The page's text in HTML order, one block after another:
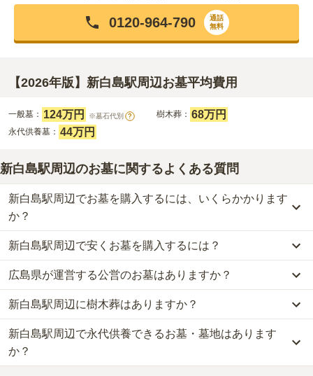
0120-964-790
通話
無料
【2026年版】新白島駅周辺お墓平均費用
一般墓： 124万円 ※墓石代別 ? 樹木葬： 68万円
永代供養墓： 44万円
新白島駅周辺のお墓に関するよくある質問
新白島駅周辺でお墓を購入するには、いくらかかります
か？
新白島駅周辺での購入費用の目安は、一般墓が約289万円、樹木葬
が約68万円、永代供養墓が約44万円です。
一般墓を建てる場合は、「永代使用料（土地代）」と「墓石代」の
2つが主な費用となります。
新白島駅周辺の一般墓の永代使用料の平均は
で、墓石代は
さ・素材によって変わります。
樹木葬・納骨堂・永代供養墓は、基本的に墓石代がかからず、永代
新白島駅周辺で安くお墓を購入するには？
新白島駅周辺で一番安価なお墓は、メモリアルパーク牛田新町 日通
寺霊園 第2の永代供養墓で、11万円からお求めいただけます。
一般的に最も費用を抑えられるのは、他の方のご遺骨と一緒に埋葬
する「合祀墓（ごうしぼ）」と呼ばれるタイプです。個別のお墓に
比べて省スペースで管理の手間がかからないため、費用が安く設定
されています。
価格の目安は、1名あたり5万円〜30万円程度です。
広島県が運営する公営のお墓はありますか？
新白島駅周辺には、公営の霊園の掲載がありません。
一方で、広島県内には、県または市区町村が運営する公営の霊園が
136件あります。
公営霊園は民営の霊園と異なり、契約にあたって応募資格が設けら
新白島駅周辺に樹木葬はありますか？
新白島駅周辺には、2件の樹木葬があります。
詳しくは、
新白島駅周辺で永代供養できるお墓・墓地はあります
か？